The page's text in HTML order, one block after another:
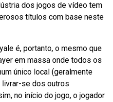
dos jogos de vídeo tem
títulos com base neste
é, portanto, o mesmo que
em massa onde todos os
único local (geralmente
livrar-se dos outros
no início do jogo, o jogador